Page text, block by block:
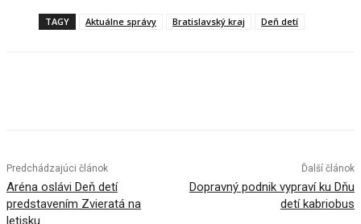
TAGY Aktuálne správy Bratislavský kraj Deň detí
Predchádzajúci článok
Aréna oslávi Deň detí
predstavením Zvieratá na
letisku
Ďalší článok
Dopravný podnik vypraví ku Dňu
detí kabriobus